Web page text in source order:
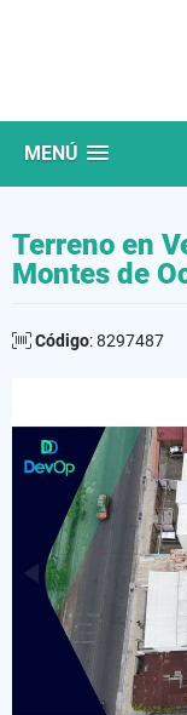
MENÚ
Terreno en
Montes de
Código: 8297487